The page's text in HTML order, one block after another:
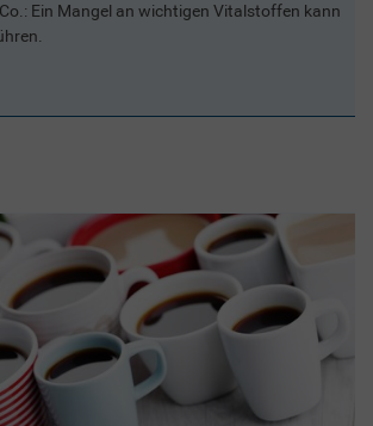
Ein Mangel an wichtigen Vitalstoffen kann